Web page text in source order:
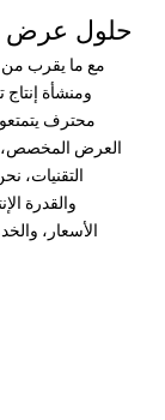
حلول عرض
محترف
العرض المخصص،
التقنيات،
والقدرة